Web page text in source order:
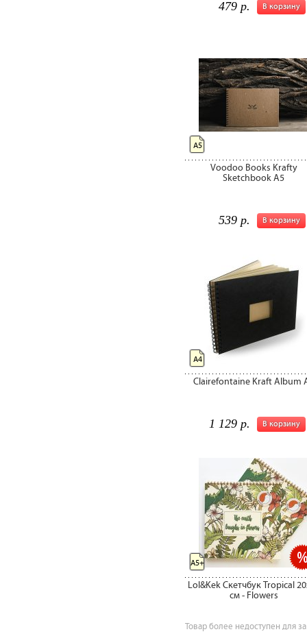
В корзину
479 р.
Voodoo Books Krafty
Sketchbook A5
В корзину
539 р.
А5
Clairefontaine Kraft Album
В корзину
1 129 р.
А4
Lol&Kek Скетчбук Tropical
см - Flowers
Товар более недоступен для
A5+